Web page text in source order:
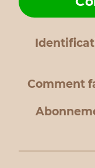
Comment